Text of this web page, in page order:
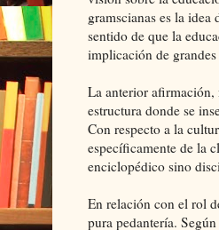
gramscianas es la
sentido de que la
implicación de grandes
La anterior afirmación,
estructura donde se
Con respecto a la
específicamente de la
enciclopédico sino
En relación con el rol
pura pedantería.